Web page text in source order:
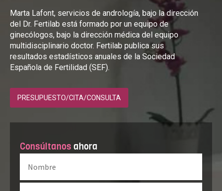
Marta Lafont, servicios de andrología, bajo la dirección
del Dr. Fertilab está formado por un equipo de
ginecólogos, bajo la dirección médica del equipo
multidisciplinario doctor. Fertilab publica sus
resultados estadísticos anuales de la Sociedad
Española de Fertilidad (SEF).
PRESUPUESTO/CITA/CONSULTA
Consúltanos ahora